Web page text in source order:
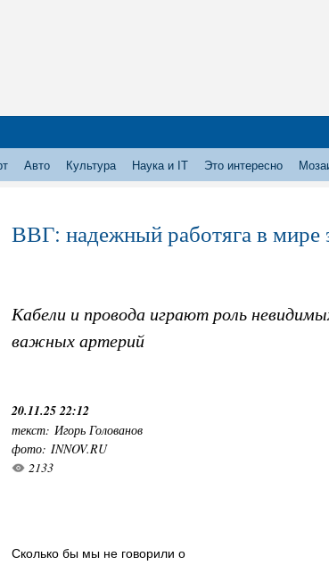
Авто Культура Наука и IT Это интересно
ВВГ: надежный работяга в мире
Кабели и провода играют роль
важных артерий
20.11.25 22:12
текст: Игорь Голованов
фото: INNOV.RU
2133
Сколько бы мы не говорили о